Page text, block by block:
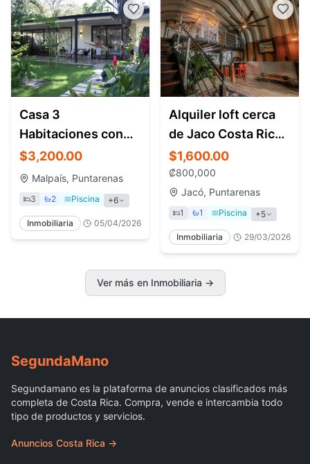
Casa 3
Habitaciones con
Piscina en Mal País
Costa Rica
$3,200.00
Malpaís, Puntarenas
3 2 Piscina +6
Inmobiliaria 05/04/2026
Alquiler loft cerca
de Jaco Costa Rica |
Piscina, fibra óptica,
mensual
$1,600.00
₡800,000
Jacó, Puntarenas
1 1 Piscina +5
Inmobiliaria 29/03/2026
Ver más en Inmobiliaria →
SegundaMano
Segundamano es la plataforma de anuncios clasificados más
completa de Costa Rica. Compra, vende e intercambia todo
tipo de productos y servicios.
Anuncios Costa Rica →